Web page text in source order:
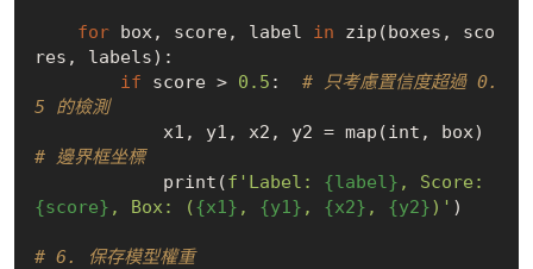
for box, score, label in zip(boxes, sco
res, labels):
if score > 0.5 : # 只考慮置信度超過 0.
5 的檢測
# 邊界框坐標
            print(
f'Label: {label}
{score} , Box: ({x1} , {y1} , {x2} , {y2})' )
# 6. 保存模型權重